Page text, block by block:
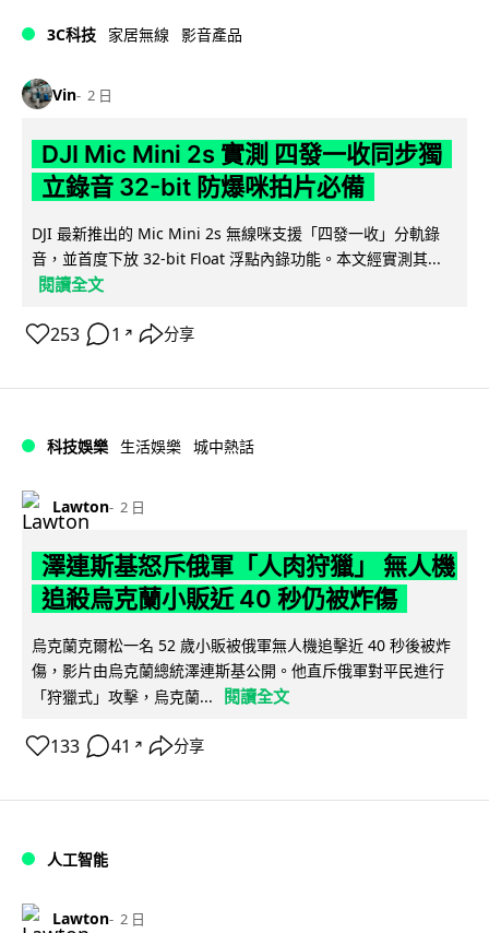
3C科技 家居無線 影音產品
Vin 2 日
DJI Mic Mini 2s 實測 四發一收同步獨
立錄音 32-bit 防爆咪拍片必備
DJI 最新推出的 Mic Mini 2s 無線咪支援「四發一收」分軌錄
音，並首度下放 32-bit Float 浮點內錄功能。本文經實測其...
閱讀全文
253 1 ↗ 分享
科技娛樂 生活娛樂 城中熱話
Lawton 2 日
澤連斯基怒斥俄軍「人肉狩獵」 無人機
追殺烏克蘭小販近 40 秒仍被炸傷
烏克蘭克爾松一名 52 歲小販被俄軍無人機追擊近 40 秒後被炸
傷，影片由烏克蘭總統澤連斯基公開。他直斥俄軍對平民進行
「狩獵式」攻擊，烏克蘭...
閱讀全文
133 41 ↗ 分享
人工智能
Lawton 2 日